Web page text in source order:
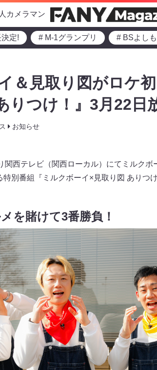
カメラマン
定! # M-1グランプリ # BSよし
＆見取り図がロケ
りつけ！』3月22日
お知らせ
関西テレビ（関西ローカル）にてミルク
別番組『ミルクボーイ×見取り図 ありつ
を賭けて3番勝負！